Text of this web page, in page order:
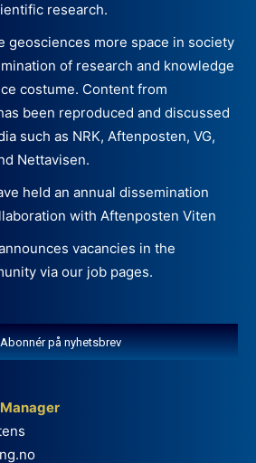
research.
geosciences more space in society
of research and knowledge
costume. Content from
been reproduced and discussed
such as NRK, Aftenposten, VG,
Nettavisen.
held an annual dissemination
with Aftenposten Viten
vacancies in the
via our job pages.
Abonnér på nyhetsbrev